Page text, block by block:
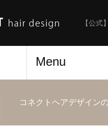
【公
Menu
コネクトヘアデザイン